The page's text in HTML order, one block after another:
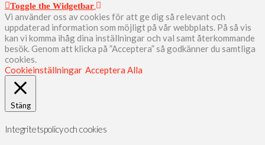
Toggle the Widgetbar
Vi använder oss av cookies för att ge dig så relevant och
uppdaterad information som möjligt på vår webbplats. På så vis
kan vi komma ihåg dina inställningar och val samt återkommande
besök. Genom att klicka på ”Acceptera” så godkänner du samtliga
cookies.
Cookieinställningar Acceptera Alla
Stäng
Integritetspolicy och cookies